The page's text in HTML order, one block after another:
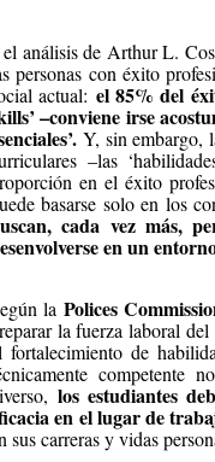
análisis de Arthur L.
personas con éxito
actual: el 85% del
–conviene irse
Y, sin embargo,
–las
en el éxito
basarse solo en los
cada vez más,
en un
la Polices
la fuerza laboral del
fortalecimiento de
competente
los estudiantes
en el lugar de
sus carreras y vidas